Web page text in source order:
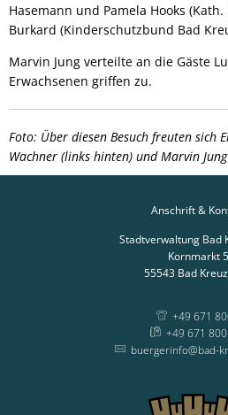
Hasemann und Pamela Hooks
Burkard (Kinderschutzbund Bad
Marvin Jung verteilte an die Gäste
Erwachsenen griffen zu.
Foto: Über diesen Besuch freuten sich
Wachner (links hinten) und Marvin
Anschrift &
Stadtverwaltung Bad
Kornmarkt 5
55543 Bad
+49 671
+49 671
buergerinfo@bad-